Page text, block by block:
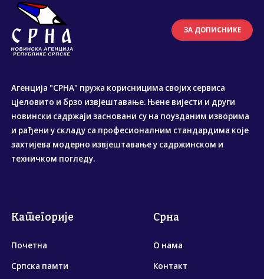
ЗА ДОПИСНИКЕ
Агенција "СРНА" пружа корисницима својих сервиса
цјеловито и брзо извјештавање. Њене вијести и други
новински садржаји засновани су на поузданим изворима
и рађени у складу са професионалним стандардима које
захтијева модерно извјештавање у садржинском и
техничком погледу.
Категорије
Почетна
Српска памти
Срна
О нама
Контакт